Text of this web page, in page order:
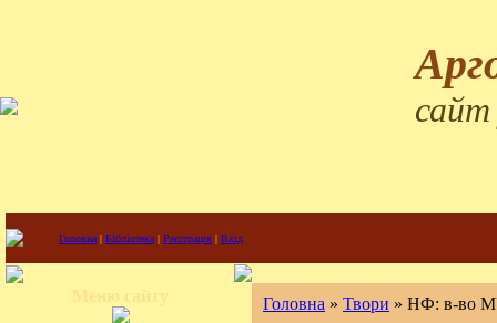
сайт
Головна | Бібліотека | Реєстрація | Вхід
Головна » Твори » НФ: в-во